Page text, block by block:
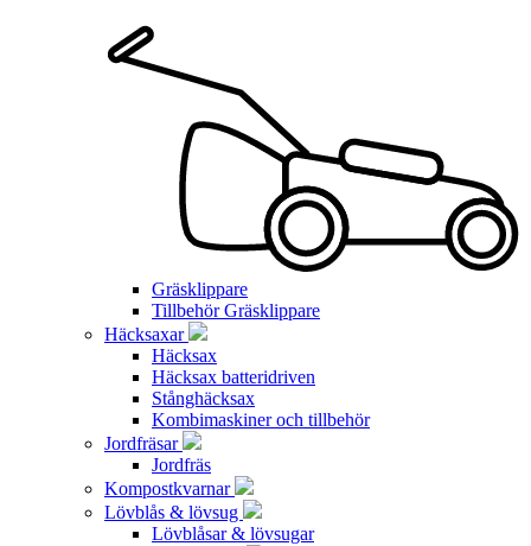
Gräsklippare
Tillbehör Gräsklippare
Häcksaxar
Häcksax
Häcksax batteridriven
Stånghäcksax
Kombimaskiner och tillbehör
Jordfräsar
Jordfräs
Kompostkvarnar
Lövblås & lövsug
Lövblåsar & lövsugar